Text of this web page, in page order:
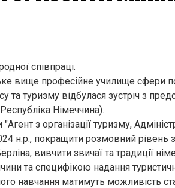
співпраці.
вище професійне училище сфери
та туризму відбулася зустріч з
Німеччина).
з організації туризму,
н.р., покращити розмовний
вивчити звичаї та традиції
та специфікою надання
навчання матимуть можливість